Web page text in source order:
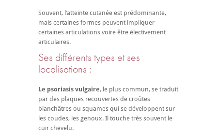
Souvent, l’atteinte cutanée est prédominante,
mais certaines formes peuvent impliquer
certaines articulations voire être électivement
articulaires.
Ses différents types et ses
localisations :
Le psoriasis vulgaire, le plus commun, se traduit
par des plaques recouvertes de croûtes
blanchâtres ou squames qui se développent sur
les coudes, les genoux. Il touche très souvent le
cuir chevelu.